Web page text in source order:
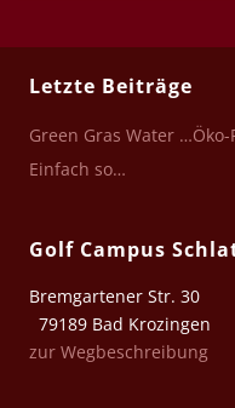
Letzte Beiträge
Green Gras Water
Einfach so…
Golf Campus
Bremgartener Str. 30
79189 Bad Krozingen
zur Wegbeschreibung